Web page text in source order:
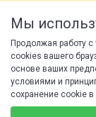
© 2026
научное
Мы
Продолжая работу
cookies вашего
основе ваших
условиями и
сохранение cookie в